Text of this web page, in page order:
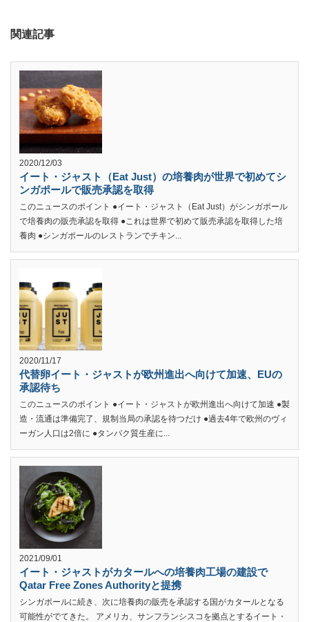
関連記事
2020/12/03
イート・ジャスト（Eat Just）の培養肉が世界で初めてシ
ンガポールで販売承認を取得
このニュースのポイント ●イート・ジャスト（Eat Just）がシンガポール
で培養肉の販売承認を取得 ●これは世界で初めて販売承認を取得した培
養肉 ●シンガポールのレストランでチキン...
2020/11/17
代替卵イート・ジャストが欧州進出へ向けて加速、EUの
承認待ち
このニュースのポイント ●イート・ジャストが欧州進出へ向けて加速 ●製
造・流通は準備完了、規制当局の承認を待つだけ ●過去4年で欧州のヴィ
ーガン人口は2倍に ●タンパク質生産に...
2021/09/01
イート・ジャストがカタールへの培養肉工場の建設で
Qatar Free Zones Authorityと提携
シンガポールに続き、次に培養肉の販売を承認する国がカタールとなる
可能性がでてきた。 アメリカ、サンフランシスコを拠点とするイート・